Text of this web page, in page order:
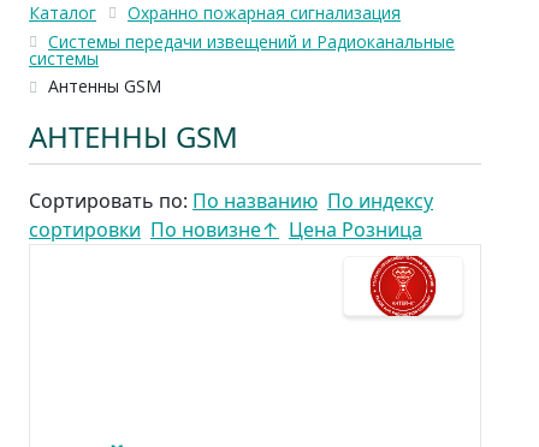
Каталог
Охранно пожарная сигнализация
Системы передачи извещений и Радиоканальные
системы
Антенны GSM
АНТЕННЫ GSM
Сортировать по: По названию По индексу
сортировки По новизне↑ Цена Розница